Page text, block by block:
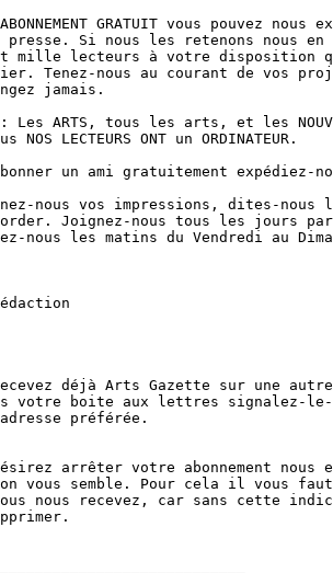
GRATUIT vous pouvez
presse. Si nous les retenons nous en
mille lecteurs à votre disposition
Tenez-nous au courant de vos
jamais.
: Les ARTS, tous les arts, et les
NOS LECTEURS ONT un ORDINATEUR.
un ami gratuitement expédiez-
nous vos impressions, dites-nous
Joignez-nous tous les jours
nous les matins du Vendredi au
votre boite aux lettres signalez-
préférée.
vous semble. Pour cela il vous
nous recevez, car sans cette